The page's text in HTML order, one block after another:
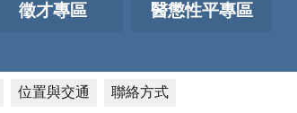
徵才專區 醫懲性平專區
位置與交通 聯絡方式